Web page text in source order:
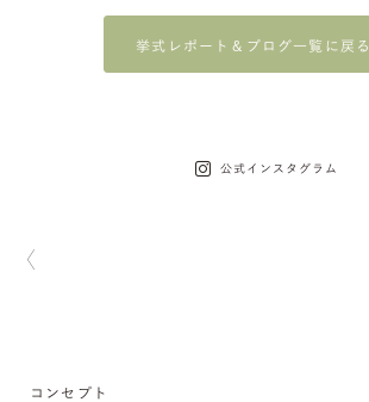
挙式レポート＆ブログ一覧に戻る
公式インスタグラム
コンセプト